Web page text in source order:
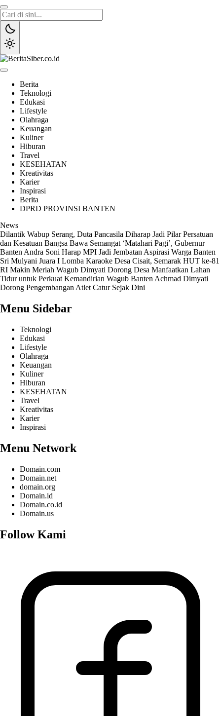
Lewati
ke
konten
Berita
Teknologi
Edukasi
Lifestyle
Olahraga
Keuangan
Kuliner
Hiburan
Travel
KESEHATAN
Kreativitas
Karier
Inspirasi
Berita
DPRD PROVINSI BANTEN
News
Dilantik Wabup Serang, Duta Pancasila Diharap Jadi Pilar Persatuan
dan Kesatuan Bangsa Bawa Semangat ‘Matahari Pagi’, Gubernur
Banten Andra Soni Harap MPI Jadi Jembatan Aspirasi Warga Banten
Sri Mulyani Juara I Lomba Karaoke Desa Cisait, Semarak HUT ke-81
RI Makin Meriah Wagub Dimyati Dorong Desa Manfaatkan Lahan
Tidur untuk Perkuat Kemandirian Wagub Banten Achmad Dimyati
Dorong Pengembangan Atlet Catur Sejak Dini
Menu Sidebar
Teknologi
Edukasi
Lifestyle
Olahraga
Keuangan
Kuliner
Hiburan
KESEHATAN
Travel
Kreativitas
Karier
Inspirasi
Menu Network
Domain.com
Domain.net
domain.org
Domain.id
Domain.co.id
Domain.us
Follow Kami